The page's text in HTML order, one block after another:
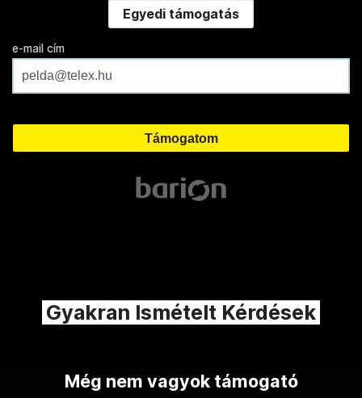
Egyedi támogatás
e-mail cím
Gyakran Ismételt Kérdések
Még nem vagyok támogató